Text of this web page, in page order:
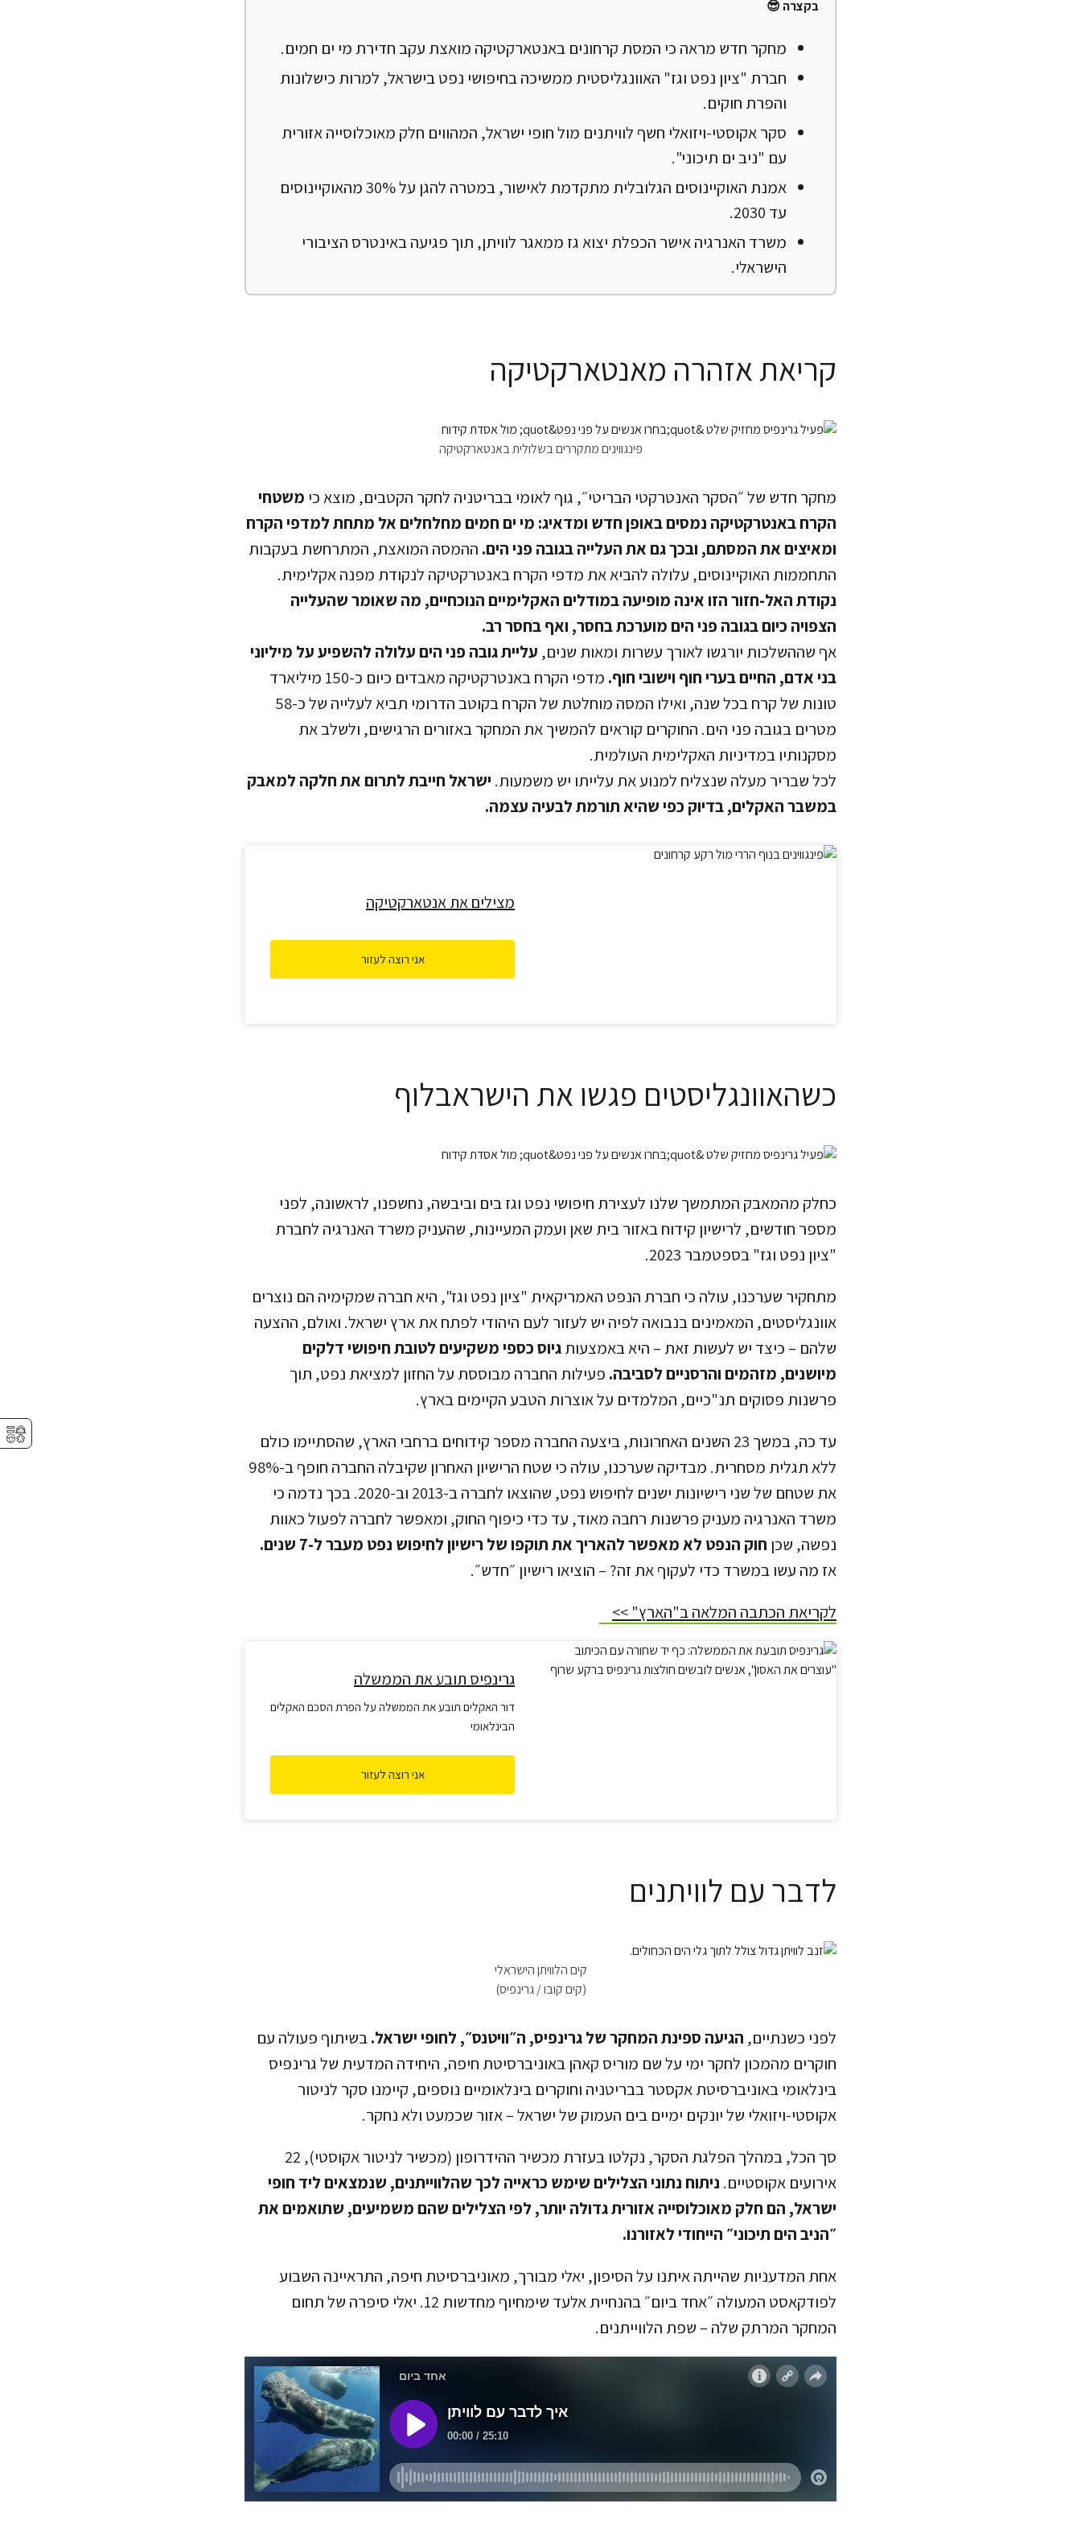
בקצרה 😎
מחקר חדש מראה כי המסת קרחונים באנטארקטיקה מואצת עקב חדירת מי ים חמים.
חברת "ציון נפט וגז" האוונגליסטית ממשיכה בחיפושי נפט בישראל, למרות כישלונות
והפרת חוקים.
סקר אקוסטי-ויזואלי חשף לוויתנים מול חופי ישראל, המהווים חלק מאוכלוסייה אזורית
עם "ניב ים תיכוני".
אמנת האוקיינוסים הגלובלית מתקדמת לאישור, במטרה להגן על 30% מהאוקיינוסים
עד 2030.
משרד האנרגיה אישר הכפלת יצוא גז ממאגר לוויתן, תוך פגיעה באינטרס הציבורי
הישראלי.
קריאת אזהרה מאנטארקטיקה
פינגווינים מתקררים בשלולית באנטארקטיקה
מחקר חדש של ״הסקר האנטרקטי הבריטי״, גוף לאומי בבריטניה לחקר הקטבים, מוצא כי משטחי
הקרח באנטרקטיקה נמסים באופן חדש ומדאיג: מי ים חמים מחלחלים אל מתחת למדפי הקרח
ומאיצים את המסתם, ובכך גם את העלייה בגובה פני הים. ההמסה המואצת, המתרחשת בעקבות
התחממות האוקיינוסים, עלולה להביא את מדפי הקרח באנטרקטיקה לנקודת מפנה אקלימית.
נקודת האל-חזור הזו אינה מופיעה במודלים האקלימיים הנוכחיים, מה שאומר שהעלייה
הצפויה כיום בגובה פני הים מוערכת בחסר, ואף בחסר רב.
אף שההשלכות יורגשו לאורך עשרות ומאות שנים, עליית גובה פני הים עלולה להשפיע על מיליוני
בני אדם, החיים בערי חוף וישובי חוף.
מדפי הקרח באנטרקטיקה מאבדים כיום כ-150 מיליארד
טונות של קרח בכל שנה, ואילו המסה מוחלטת של הקרח בקוטב הדרומי תביא לעלייה של כ-58
מטרים בגובה פני הים. החוקרים קוראים להמשיך את המחקר באזורים הרגישים, ולשלב את
מסקנותיו במדיניות האקלימית העולמית.
לכל שבריר מעלה שנצליח למנוע את עלייתו יש משמעות. ישראל חייבת לתרום את חלקה למאבק
במשבר האקלים, בדיוק כפי שהיא תורמת לבעיה עצמה.
מצילים את אנטארקטיקה
אני רוצה לעזור
כשהאוונגליסטים פגשו את הישראבלוף
כחלק מהמאבק המתמשך שלנו לעצירת חיפושי נפט וגז בים וביבשה, נחשפנו, לראשונה, לפני
מספר חודשים, לרישיון קידוח באזור בית שאן ועמק המעיינות, שהעניק משרד האנרגיה לחברת
"ציון נפט וגז" בספטמבר 2023.
מתחקיר שערכנו, עולה כי חברת הנפט האמריקאית "ציון נפט וגז", היא חברה שמקימיה הם נוצרים
אוונגליסטים, המאמינים בנבואה לפיה יש לעזור לעם היהודי לפתח את ארץ ישראל. ואולם, ההצעה
שלהם – כיצד יש לעשות זאת – היא באמצעותגיוס כספי משקיעים לטובת חיפושי דלקים
מיושנים, מזהמים והרסניים לסביבה. פעילות החברה מבוססת על החזון למציאת נפט, תוך
פרשנות פסוקים תנ"כיים, המלמדים על אוצרות הטבע הקיימים בארץ.
עד כה, במשך 23 השנים האחרונות, ביצעה החברה מספר קידוחים ברחבי הארץ, שהסתיימו כולם
ללא תגלית מסחרית. מבדיקה שערכנו, עולה כי שטח הרישיון האחרון שקיבלה החברה חופף ב-98%
את שטחם של שני רישיונות ישנים לחיפוש נפט, שהוצאו לחברה ב-2013 וב-2020. בכך נדמה כי
משרד האנרגיה מעניק פרשנות רחבה מאוד, עד כדי כיפוף החוק, ומאפשר לחברה לפעול כאוות
נפשה, שכן חוק הנפט לא מאפשר להאריך את תוקפו של רישיון לחיפוש נפט מעבר ל-7 שנים.
אז מה עשו במשרד כדי לעקוף את זה? – הוציאו רישיון ״חדש״.
לקריאת הכתבה המלאה ב"הארץ" >>
גרינפיס תובע את הממשלה
דור האקלים תובע את הממשלה על הפרת הסכם האקלים
הבינלאומי
אני רוצה לעזור
לדבר עם לוויתנים
קים הלוויתן הישראלי
(קים קובו / גרינפיס)
לפני כשנתיים, הגיעה ספינת המחקר של גרינפיס, ה״וויטנס״, לחופי ישראל.בשיתוף פעולה עם
חוקרים מהמכון לחקר ימי על שם מוריס קאהן באוניברסיטת חיפה, היחידה המדעית של גרינפיס
בינלאומי באוניברסיטת אקסטר בבריטניה וחוקרים בינלאומיים נוספים, קיימנו סקר לניטור
אקוסטי-ויזואלי של יונקים ימיים בים העמוק של ישראל – אזור שכמעט ולא נחקר.
סך הכל, במהלך הפלגת הסקר, נקלטו בעזרת מכשיר ההידרופון (מכשיר לניטור אקוסטי), 22
אירועים אקוסטיים. ניתוח נתוני הצלילים שימש כראייה לכך שהלווייתנים, שנמצאים ליד חופי
ישראל, הם חלק מאוכלוסייה אזורית גדולה יותר, לפי הצלילים שהם משמיעים, שתואמים את
״הניב הים תיכוני״ הייחודי לאזורנו.
אחת המדעניות שהייתה איתנו על הסיפון, יאלי מבורך, מאוניברסיטת חיפה, התראיינה השבוע
לפודקאסט המעולה ״אחד ביום״ בהנחיית אלעד שימחיוף מחדשות 12. יאלי סיפרה של תחום
המחקר המרתק שלה – שפת הלווייתנים.
⚥︎